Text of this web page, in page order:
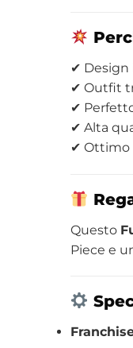
✔ Design
✔ Outfit
✔
✔ Alta
✔ Ottimo
Questo
Piece e